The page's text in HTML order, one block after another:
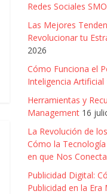
Redes Sociales SMO
Las Mejores
Revolucionar tu
2026
Cómo Funciona el
Inteligencia Artificial
Herramientas y
Management 16
La Revolución de
Cómo la
en que Nos
Publicidad Digital:
Publicidad en la Era